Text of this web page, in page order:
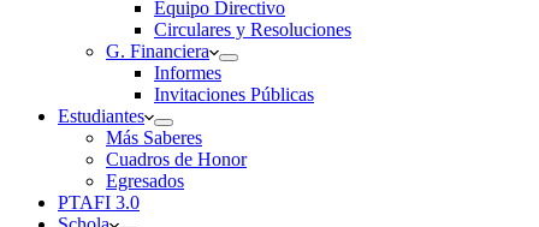
Equipo Directivo
Circulares y Resoluciones
G. Financiera
Informes
Invitaciones Públicas
Estudiantes
Más Saberes
Cuadros de Honor
Egresados
PTAFI 3.0